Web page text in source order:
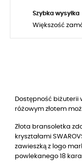
Szybka wysyłka
Większość
Dostępność biżuterii
różowym złotem
Złota bransoletka
kryształami
zawieszką z logo
powlekanego 18